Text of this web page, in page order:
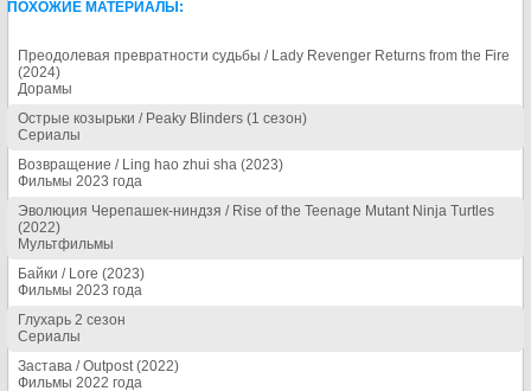
ПОХОЖИЕ МАТЕРИАЛЫ:
Преодолевая превратности судьбы / Lady Revenger Returns from the Fire
(2024)
Дорамы
Острые козырьки / Peaky Blinders (1 сезон)
Сериалы
Возвращение / Ling hao zhui sha (2023)
Фильмы 2023 года
Эволюция Черепашек-ниндзя / Rise of the Teenage Mutant Ninja Turtles
(2022)
Мультфильмы
Байки / Lore (2023)
Фильмы 2023 года
Глухарь 2 сезон
Сериалы
Застава / Outpost (2022)
Фильмы 2022 года